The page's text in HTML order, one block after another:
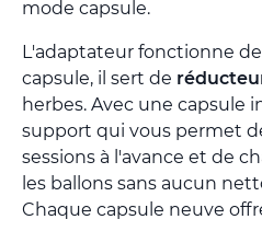
mode capsule.
L'adaptateur fonctionne
capsule, il sert de
herbes. Avec une capsule
support qui vous permet
sessions à l'avance et de
les ballons sans aucun
Chaque capsule neuve